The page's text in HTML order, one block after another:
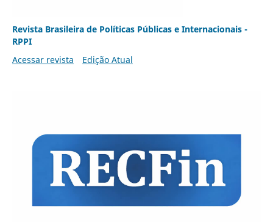
Revista Brasileira de Políticas Públicas e Internacionais -
RPPI
Acessar revista
Edição Atual